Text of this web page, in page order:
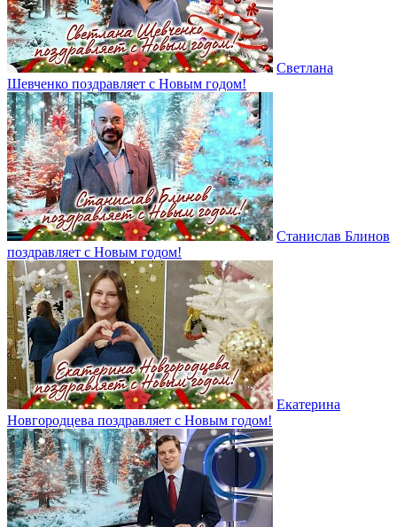
Светлана
Шевченко поздравляет с Новым годом!
Станислав Блинов
поздравляет с Новым годом!
Екатерина
Новгородцева поздравляет с Новым годом!